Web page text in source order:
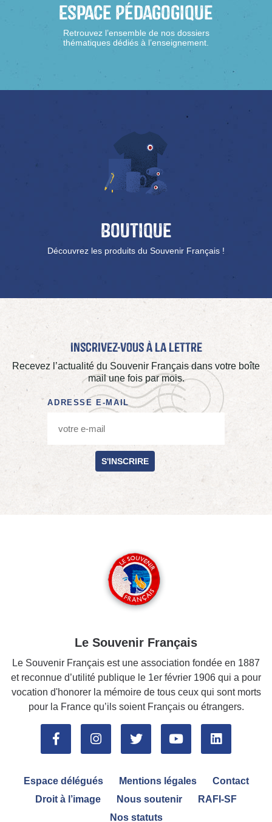
Espace Pédagogique
Retrouvez l’ensemble de nos dossiers
thématiques dédiés à l’enseignement.
Boutique
Découvrez les produits du Souvenir Français !
Inscrivez-vous à La Lettre
Recevez l’actualité du Souvenir Français dans votre boîte
mail une fois par mois.
ADRESSE E-MAIL
S'INSCRIRE
Le Souvenir Français
Le Souvenir Français est une association fondée en 1887
et reconnue d’utilité publique le 1er février 1906 qui a pour
vocation d'honorer la mémoire de tous ceux qui sont morts
pour la France qu’ils soient Français ou étrangers.
Espace délégués Mentions légales
Contact
Droit à l’image
Nous soutenir
RAFI-SF
Nos statuts